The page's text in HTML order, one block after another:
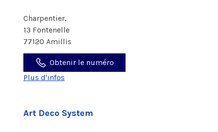
Charpentier,
13 Fontenelle
77120 Amillis
Obtenir le numéro
Plus d'infos
Art Deco System